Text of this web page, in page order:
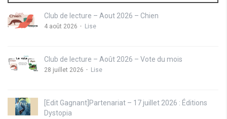
Club de lecture – Aout 2026 – Chien
4 août 2026 Lise
Club de lecture – Août 2026 – Vote du mois
28 juillet 2026 Lise
[Edit Gagnant]Partenariat – 17 juillet 2026 : Éditions
Dystopia